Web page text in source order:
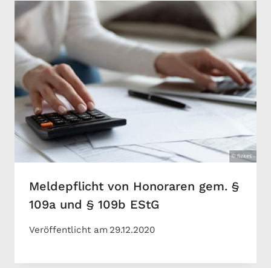
Meldepflicht von Honoraren gem. §
109a und § 109b EStG
Veröffentlicht am 29.12.2020